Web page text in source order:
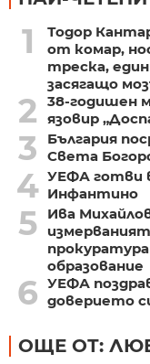
1
Тодор
от комар,
треска,
засягащо
2
38-годишен
язовир
3
България
Света
4 УЕФА готви
Инфантино
5
Ива
образование
6 УЕФА
доверието
ОЩЕ ОТ: